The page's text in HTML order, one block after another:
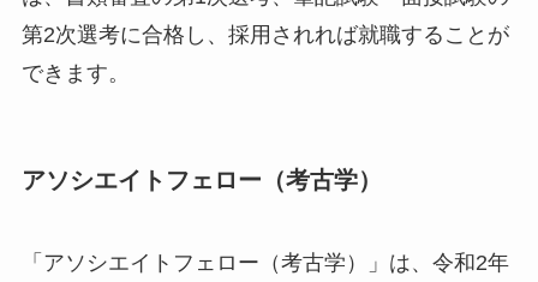
第2次選考に合格し、採用されれば就職することが
できます。
アソシエイトフェロー（考古学）
「アソシエイトフェロー（考古学）」は、令和2年